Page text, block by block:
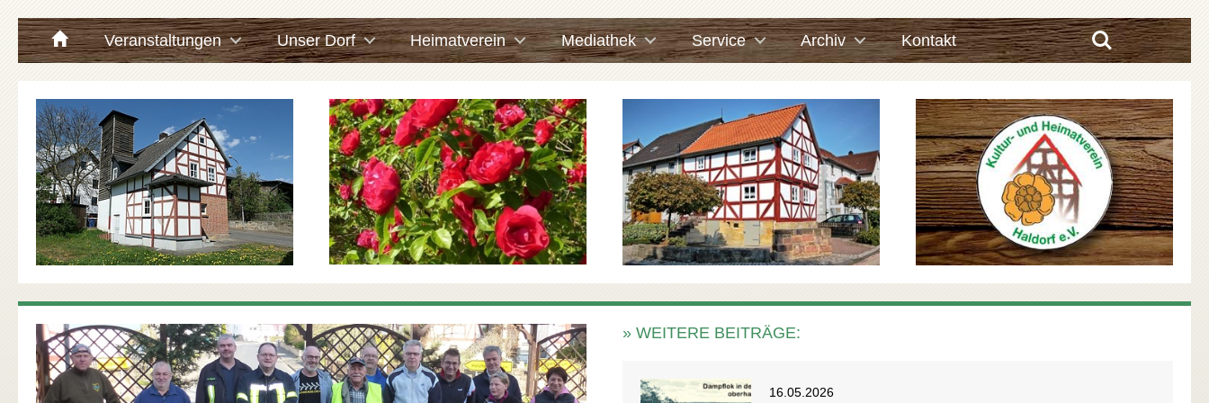
Veranstaltungen Unser Dorf Heimatverein Mediathek Service Archiv Kontakt Search
» WEITERE BEITRÄGE:
16.05.2026